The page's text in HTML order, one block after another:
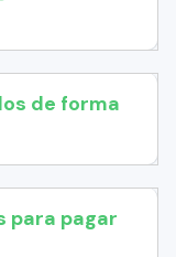
de forma
para pagar